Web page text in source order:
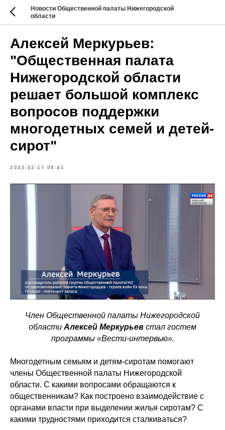
Новости Общественной палаты Нижегородской
области
Алексей Меркурьев:
"Общественная палата
Нижегородской области
решает большой комплекс
вопросов поддержки
многодетных семей и детей-
сирот"
2022-02-17 08:41
Член Общественной палаты Нижегородской
области Алексей Меркурьев стал гостем
программы «Вести-интервью».
Многодетным семьям и детям-сиротам помогают
члены Общественной палаты Нижегородской
области. С какими вопросами обращаются к
общественникам? Как построено взаимодействие с
органами власти при выделении жилья сиротам? С
какими трудностями приходится сталкиваться?